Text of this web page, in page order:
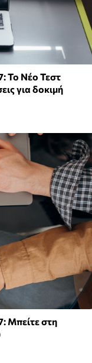
Το Νέο Τεστ
για δοκιμή
Μπείτε στη